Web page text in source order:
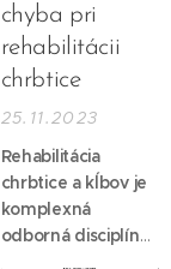
chyba pri
rehabilitácii
chrbtice
25.11.2023
Rehabilitácia
chrbtice a kĺbov je
komplexná
odborná disciplína